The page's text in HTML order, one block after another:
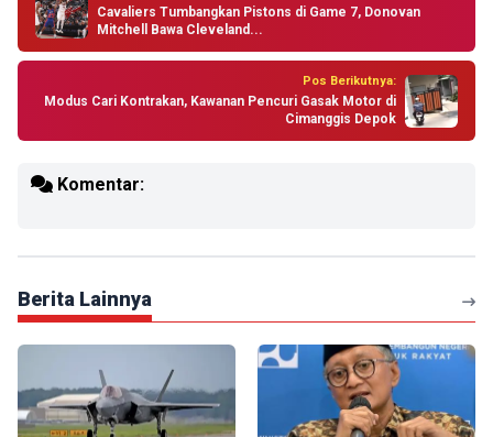
Cavaliers Tumbangkan Pistons di Game 7, Donovan
Mitchell Bawa Cleveland...
Pos Berikutnya:
Modus Cari Kontrakan, Kawanan Pencuri Gasak Motor di
Cimanggis Depok
Komentar:
Berita Lainnya